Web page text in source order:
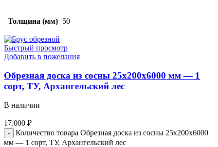
Толщина (мм) 50
Быстрый просмотр
Добавить в пожелания
Обрезная доска из сосны 25x200x6000 мм — 1
сорт, ТУ, Архангельский лес
В наличии
17.000 ₽
Количество товара Обрезная доска из сосны 25x200x6000
мм — 1 сорт, ТУ, Архангельский лес